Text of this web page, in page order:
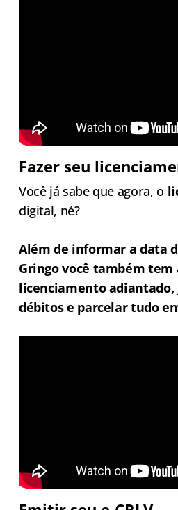
Fazer seu
Você já sabe que agora, o
digital, né?
Além de informar a data
Gringo você também tem
licenciamento
débitos e parcelar tudo